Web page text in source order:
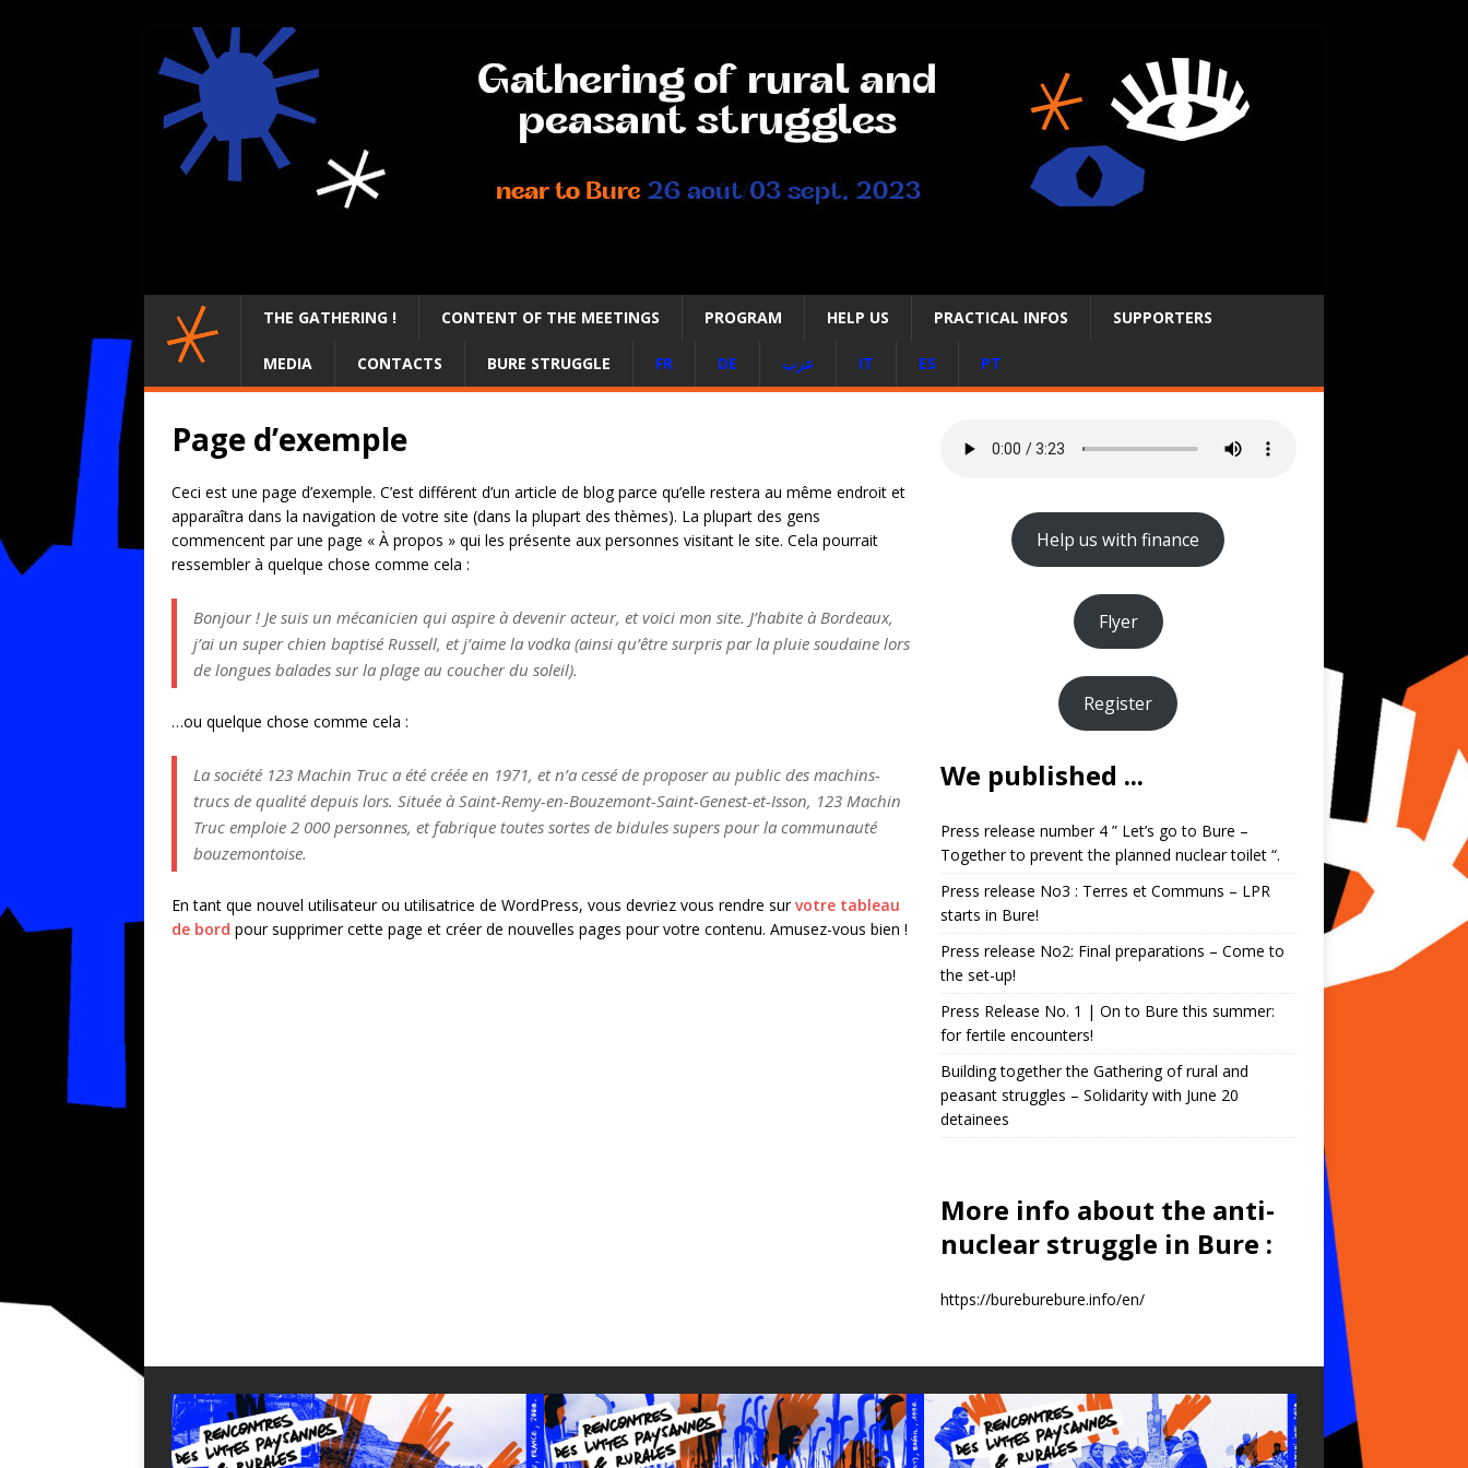
THE GATHERING ! CONTENT OF THE MEETINGS PROGRAM HELP US PRACTICAL INFOS SUPPORTERS
MEDIA CONTACTS BURE STRUGGLE FR DE عرب IT ES PT
Page d’exemple
Ceci est une page d’exemple. C’est différent d’un article de blog parce qu’elle restera au même endroit et
apparaîtra dans la navigation de votre site (dans la plupart des thèmes). La plupart des gens
commencent par une page « À propos » qui les présente aux personnes visitant le site. Cela pourrait
ressembler à quelque chose comme cela :
Bonjour ! Je suis un mécanicien qui aspire à devenir acteur, et voici mon site. J’habite à Bordeaux,
j’ai un super chien baptisé Russell, et j’aime la vodka (ainsi qu’être surpris par la pluie soudaine lors
de longues balades sur la plage au coucher du soleil).
…ou quelque chose comme cela :
La société 123 Machin Truc a été créée en 1971, et n’a cessé de proposer au public des machins-
trucs de qualité depuis lors. Située à Saint-Remy-en-Bouzemont-Saint-Genest-et-Isson, 123 Machin
Truc emploie 2 000 personnes, et fabrique toutes sortes de bidules supers pour la communauté
bouzemontoise.
En tant que nouvel utilisateur ou utilisatrice de WordPress, vous devriez vous rendre survotre tableau
de bord pour supprimer cette page et créer de nouvelles pages pour votre contenu. Amusez-vous bien !
Help us with finance
Flyer
Register
We published ...
Press release number 4 ” Let’s go to Bure –
Together to prevent the planned nuclear toilet “.
Press release No3 : Terres et Communs – LPR
starts in Bure!
Press release No2: Final preparations – Come to
the set-up!
Press Release No. 1 | On to Bure this summer:
for fertile encounters!
Building together the Gathering of rural and
peasant struggles – Solidarity with June 20
detainees
More info about the anti-
nuclear struggle in Bure :
https://bureburebure.info/en/